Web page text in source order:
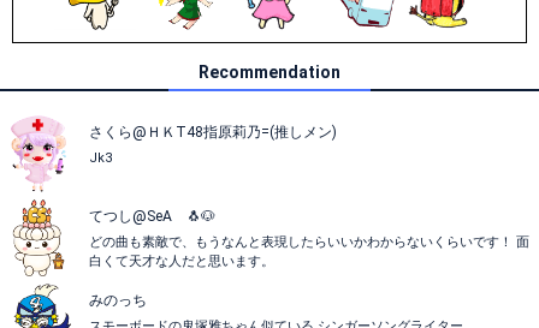
Recommendation
さくら@ＨＫT48指原莉乃=(推しメン)
Jk3
てつし@SeA 🐧🐶
どの曲も素敵で、もうなんと表現したらいいかわからないくらいです！ 面
白くて天才な人だと思います。
みのっち